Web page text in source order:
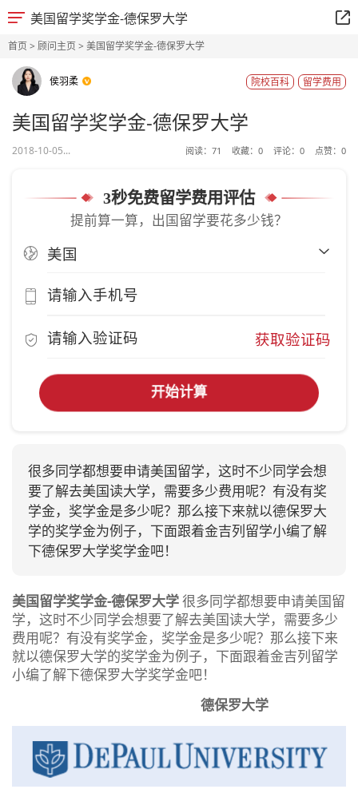
美国留学奖学金-德保罗大学
首页> 顾问主页> 美国留学奖学金-德保罗大学
侯羽柔 留学费用
院校百科
美国留学奖学金-德保罗大学
2018-10-05... 阅读： 71 收藏： 0 评论： 0 点赞： 0
3秒免费留学费用评估
提前算一算，出国留学要花多少钱？
获取验证码
开始计算
很多同学都想要申请美国留学，这时不少同学会想
要了解去美国读大学，需要多少费用呢？有没有奖
学金，奖学金是多少呢？那么接下来就以德保罗大
学的奖学金为例子，下面跟着金吉列留学小编了解
下德保罗大学奖学金吧！
美国留学奖学金-德保罗大学很多同学都想要申请美国留
学，这时不少同学会想要了解去美国读大学，需要多少
费用呢？有没有奖学金，奖学金是多少呢？那么接下来
就以德保罗大学的奖学金为例子，下面跟着金吉列留学
小编了解下德保罗大学奖学金吧！
德保罗大学